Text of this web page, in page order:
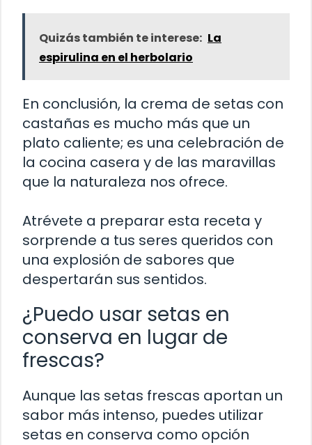
Quizás también te interese: La
espirulina en el herbolario
En conclusión, la crema de setas con
castañas es mucho más que un
plato caliente; es una celebración de
la cocina casera y de las maravillas
que la naturaleza nos ofrece.
Atrévete a preparar esta receta y
sorprende a tus seres queridos con
una explosión de sabores que
despertarán sus sentidos.
¿Puedo usar setas en
conserva en lugar de
frescas?
Aunque las setas frescas aportan un
sabor más intenso, puedes utilizar
setas en conserva como opción